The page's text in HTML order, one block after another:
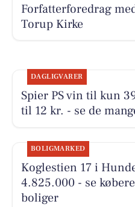
Forfatterforedrag
Torup Kirke
DAGLIGVARER
Spier PS vin til kun
til 12 kr. - se de
BOLIGMARKED
Koglestien 17 i
4.825.000 - se
boliger